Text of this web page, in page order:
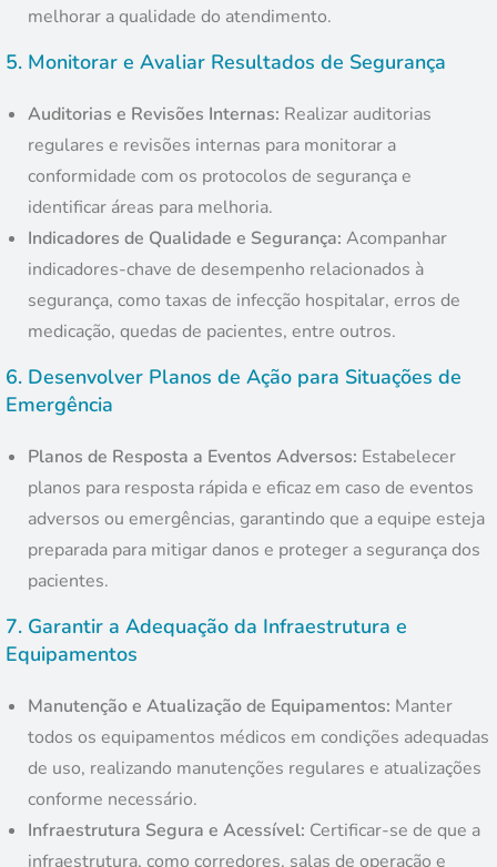
melhorar a qualidade do atendimento.
5. Monitorar e Avaliar Resultados de Segurança
Auditorias e Revisões Internas: Realizar auditorias
regulares e revisões internas para monitorar a
conformidade com os protocolos de segurança e
identificar áreas para melhoria.
Indicadores de Qualidade e Segurança: Acompanhar
indicadores-chave de desempenho relacionados à
segurança, como taxas de infecção hospitalar, erros de
medicação, quedas de pacientes, entre outros.
6. Desenvolver Planos de Ação para Situações de
Emergência
Planos de Resposta a Eventos Adversos: Estabelecer
planos para resposta rápida e eficaz em caso de eventos
adversos ou emergências, garantindo que a equipe esteja
preparada para mitigar danos e proteger a segurança dos
pacientes.
7. Garantir a Adequação da Infraestrutura e
Equipamentos
Manutenção e Atualização de Equipamentos: Manter
todos os equipamentos médicos em condições adequadas
de uso, realizando manutenções regulares e atualizações
conforme necessário.
Infraestrutura Segura e Acessível: Certificar-se de que a
infraestrutura, como corredores, salas de operação e